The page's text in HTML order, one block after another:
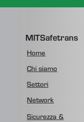
MITSafetrans
Home
Chi siamo
Settori
Network
Sicurezza &